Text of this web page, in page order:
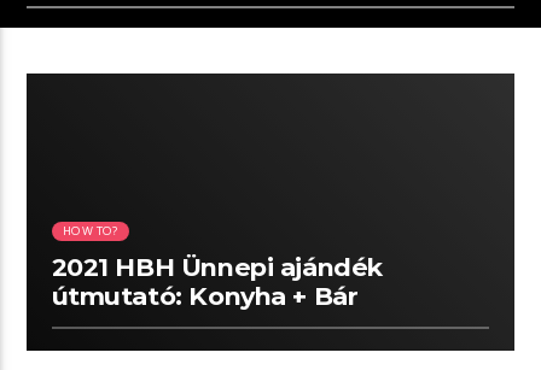
HOW TO?
2021 HBH Ünnepi ajándék
útmutató: Konyha + Bár